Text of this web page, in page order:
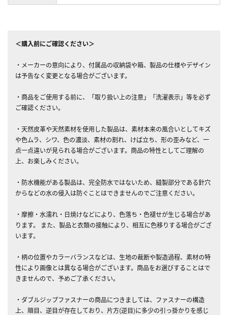
＜購入前にご確認ください＞
・メーカーの意向により、付属品の収納袋や箱、製品の仕様やデザイン
は予告なく変更となる場合がございます。
・商品をご使用する前に、「取り扱い上の注意」「洗濯表示」等を必ず
ご確認ください。
・天然皮革や天然素材を使用した製品は、素材本来の風合いとしてキズ
や色ムラ、シワ、色の濃淡、素材の割れ、けば立ち、形の歪みなど、一
点一点違いが見られる場合がございます。商品の特性としてご理解の
上、お楽しみください。
・防水機能がある製品は、完全防水ではないため、縫製部分である針穴
からなどの水の侵入は防ぐことはできませんのでご注意ください。
・摩擦・水濡れ・日焼けなどにより、色落ち・色褪せが生じる場合があ
ります。 また、製品と衣類の接触により、相互に色移りする場合がござ
います。
・柄の位置やカラーバランスなどは、生地の裁断や製造過程、素材の特
性により画像とは異なる場合がございます。商品をお選びすることはで
きませんので、予めご了承ください。
・ダブルジップファスナーの商品につきましては、ファスナーの構造
上、順目、逆目が存在しており、片方(逆目)に多少の引っ掛かりを感じ